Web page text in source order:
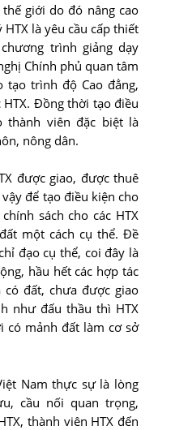
giới do đó nâng cao
là yêu cầu cấp thiết
trình giảng dạy
Chính phủ quan tâm
tạo trình độ Cao đẳng,
Đồng thời tạo điều
thành viên đặc biệt là
nông dân.
được giao, được thuê
để tạo điều kiện cho
sách cho các HTX
một cách cụ thể. Đề
đạo cụ thể, coi đây là
hầu hết các hợp tác
đất, chưa được giao
như đấu thầu thì HTX
có mảnh đất làm cơ sở
Nam thực sự là lòng
cầu nối quan trọng,
thành viên HTX đến